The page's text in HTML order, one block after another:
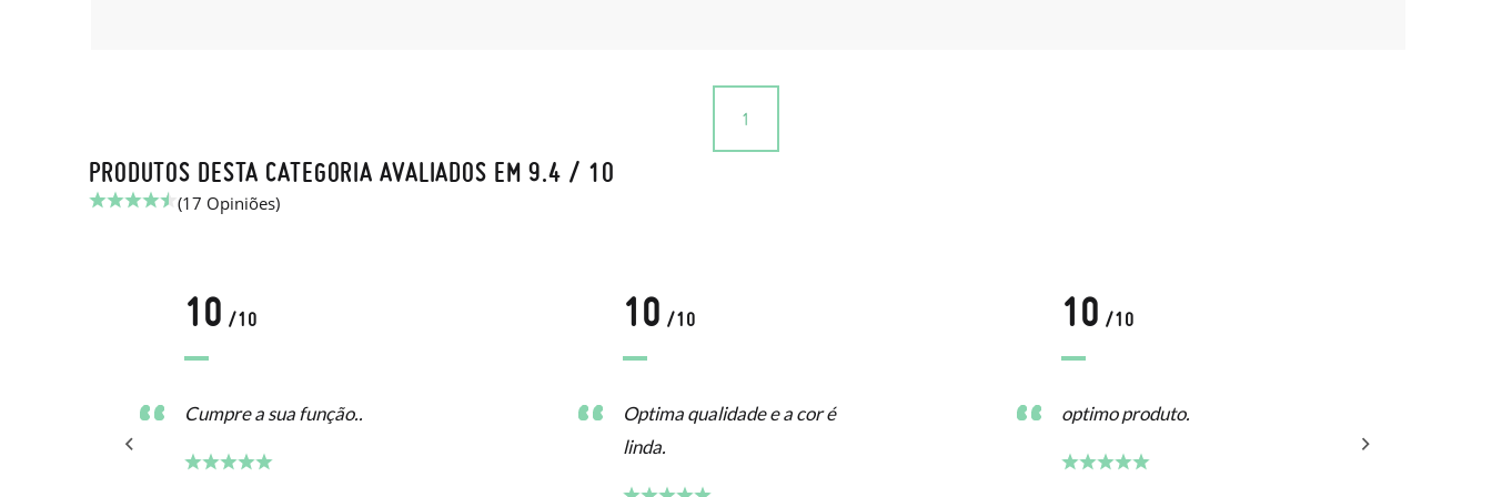
1
PRODUTOS DESTA CATEGORIA AVALIADOS EM 9.4 / 10
(17 Opiniões)
10 /10
Cumpre a sua função..
10 /10
Optima qualidade e a cor é
linda.
10 /10
optimo produto.